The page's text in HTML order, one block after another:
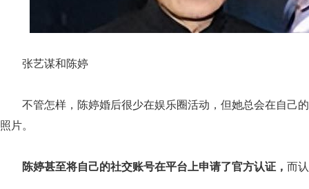
张艺谋和陈婷
不管怎样，陈婷婚后很少在娱乐圈活动，但她总会在自己
照片。
陈婷甚至将自己的社交账号在平台上申请了官方认证， 而